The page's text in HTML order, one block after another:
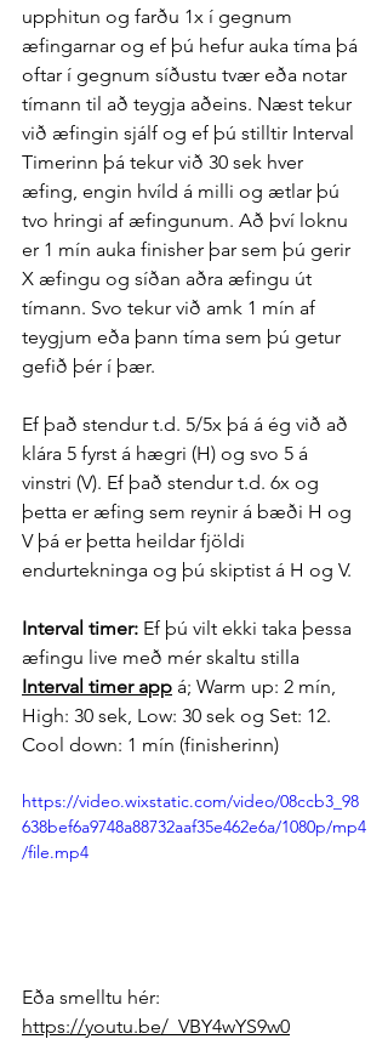
upphitun og farðu 1x í gegnum
æfingarnar og ef þú hefur auka tíma þá
oftar í gegnum síðustu tvær eða notar
tímann til að teygja aðeins. Næst tekur
við æfingin sjálf og ef þú stilltir Interval
Timerinn þá tekur við 30 sek hver
æfing, engin hvíld á milli og ætlar þú
tvo hringi af æfingunum. Að því loknu
er 1 mín auka finisher þar sem þú gerir
X æfingu og síðan aðra æfingu út
tímann. Svo tekur við amk 1 mín af
teygjum eða þann tíma sem þú getur
gefið þér í þær.
Ef það stendur t.d. 5/5x þá á ég við að
klára 5 fyrst á hægri (H) og svo 5 á
vinstri (V). Ef það stendur t.d. 6x og
þetta er æfing sem reynir á bæði H og
V þá er þetta heildar fjöldi
endurtekninga og þú skiptist á H og V.
Interval timer: Ef þú vilt ekki taka þessa
æfingu live með mér skaltu stilla
Interval timer app á; Warm up: 2 mín,
High: 30 sek, Low: 30 sek og Set: 12.
Cool down: 1 mín (finisherinn)
https://video.wixstatic.com/video/08ccb3_98
638bef6a9748a88732aaf35e462e6a/1080p/mp4
/file.mp4
Eða smelltu hér:
https://youtu.be/_VBY4wYS9w0